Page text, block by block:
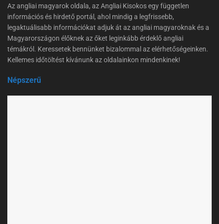
Az angliai magyarok oldala, az Angliai Kisokos egy független
információs és hirdető portál, ahol mindig a legfrissebb,
legaktuálisabb információkat adjuk át az angliai magyaroknak és a
Magyarországon élőknek az őket leginkább érdeklő angliai
témákról. Keressetek bennünket bizalommal az elérhetőségeinken.
Kellemes időtöltést kívánunk az oldalainkon mindenkinek!
Népszerű